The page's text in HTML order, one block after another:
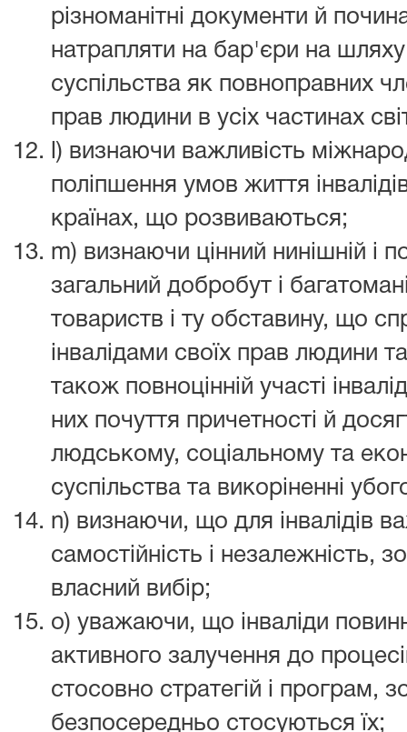
різноманітні документи й
натрапляти на бар'єри на шляху
суспільства як повноправних
прав людини в усіх частинах
l) визнаючи важливість
поліпшення умов життя
країнах, що розвиваються;
m) визнаючи цінний нинішній і
загальний добробут і
товариств і ту обставину, що
інвалідами своїх прав людини
також повноцінній участі
них почуття причетності й
людському, соціальному та
суспільства та викоріненні
n) визнаючи, що для інвалідів
самостійність і незалежність,
власний вибір;
o) уважаючи, що інваліди
активного залучення до
стосовно стратегій і програм,
безпосередньо стосуються їх;